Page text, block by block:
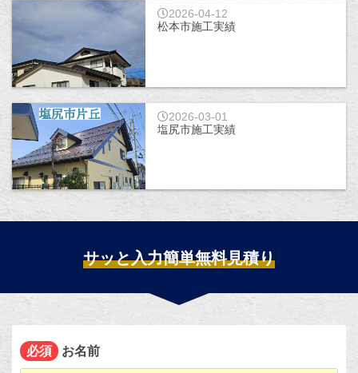
2026-04-12
松本市施工実績
2026-03-01
塩尻市施工実績
サッと入力簡単無料見積り
必須 お名前